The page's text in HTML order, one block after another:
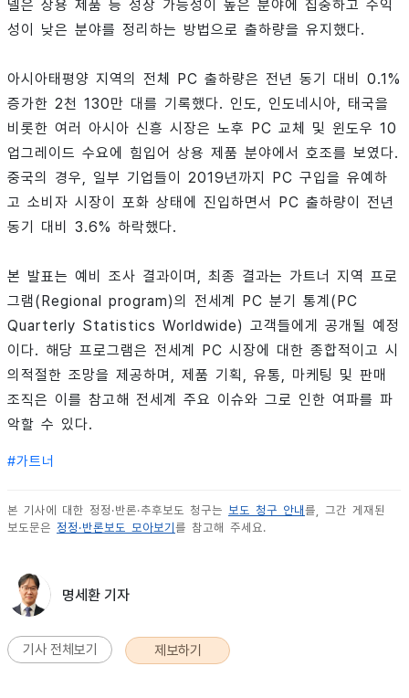
델은 상용 제품 등 성장 가능성이 높은 분야에 집중하고 수익
성이 낮은 분야를 정리하는 방법으로 출하량을 유지했다.
아시아태평양 지역의 전체 PC 출하량은 전년 동기 대비 0.1%
증가한 2천 130만 대를 기록했다. 인도, 인도네시아, 태국을
비롯한 여러 아시아 신흥 시장은 노후 PC 교체 및 윈도우 10
업그레이드 수요에 힘입어 상용 제품 분야에서 호조를 보였다.
중국의 경우, 일부 기업들이 2019년까지 PC 구입을 유예하
고 소비자 시장이 포화 상태에 진입하면서 PC 출하량이 전년
동기 대비 3.6% 하락했다.
본 발표는 예비 조사 결과이며, 최종 결과는 가트너 지역 프로
그램(Regional program)의 전세계 PC 분기 통계(PC
Quarterly Statistics Worldwide) 고객들에게 공개될 예정
이다. 해당 프로그램은 전세계 PC 시장에 대한 종합적이고 시
의적절한 조망을 제공하며, 제품 기획, 유통, 마케팅 및 판매
조직은 이를 참고해 전세계 주요 이슈와 그로 인한 여파를 파
악할 수 있다.
#가트너
본 기사에 대한 정정·반론·추후보도 청구는 보도 청구 안내 를, 그간 게재된
보도문은 정정·반론보도 모아보기 를 참고해 주세요.
명세환 기자
기사 전체보기 제보하기